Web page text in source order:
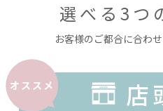
選べる3つ
お客様のご都合に合わ
オススメ
店